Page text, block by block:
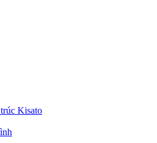
Kisato